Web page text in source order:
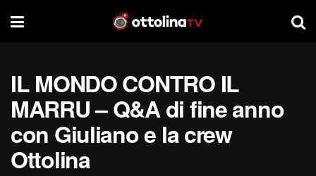
IL MONDO CONTRO IL
MARRU – Q&A di fine anno
con Giuliano e la crew
Ottolina